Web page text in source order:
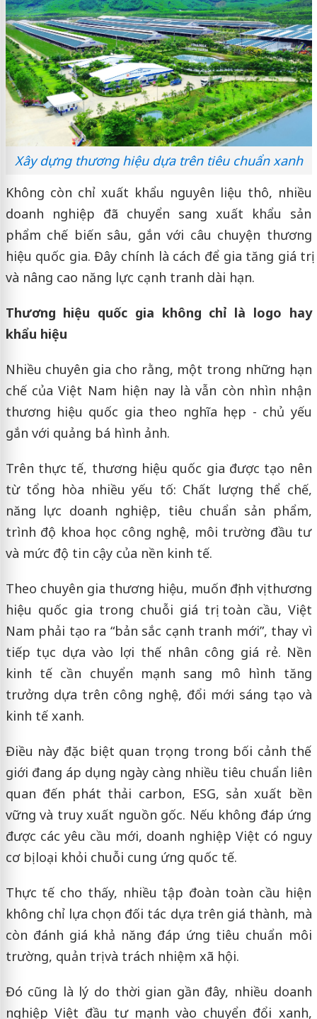
Xây dựng thương hiệu dựa trên tiêu chuẩn xanh
Không còn chỉ xuất khẩu nguyên liệu thô, nhiều
doanh nghiệp đã chuyển sang xuất khẩu sản
phẩm chế biến sâu, gắn với câu chuyện thương
hiệu quốc gia. Đây chính là cách để gia tăng giá trị
và nâng cao năng lực cạnh tranh dài hạn.
Thương hiệu quốc gia không chỉ là logo hay
khẩu hiệu
Nhiều chuyên gia cho rằng, một trong những hạn
chế của Việt Nam hiện nay là vẫn còn nhìn nhận
thương hiệu quốc gia theo nghĩa hẹp - chủ yếu
gắn với quảng bá hình ảnh.
Trên thực tế, thương hiệu quốc gia được tạo nên
từ tổng hòa nhiều yếu tố: Chất lượng thể chế,
năng lực doanh nghiệp, tiêu chuẩn sản phẩm,
trình độ khoa học công nghệ, môi trường đầu tư
và mức độ tin cậy của nền kinh tế.
Theo chuyên gia thương hiệu, muốn định vị thương
hiệu quốc gia trong chuỗi giá trị toàn cầu, Việt
Nam phải tạo ra “bản sắc cạnh tranh mới”, thay vì
tiếp tục dựa vào lợi thế nhân công giá rẻ. Nền
kinh tế cần chuyển mạnh sang mô hình tăng
trưởng dựa trên công nghệ, đổi mới sáng tạo và
kinh tế xanh.
Điều này đặc biệt quan trọng trong bối cảnh thế
giới đang áp dụng ngày càng nhiều tiêu chuẩn liên
quan đến phát thải carbon, ESG, sản xuất bền
vững và truy xuất nguồn gốc. Nếu không đáp ứng
được các yêu cầu mới, doanh nghiệp Việt có nguy
cơ bị loại khỏi chuỗi cung ứng quốc tế.
Thực tế cho thấy, nhiều tập đoàn toàn cầu hiện
không chỉ lựa chọn đối tác dựa trên giá thành, mà
còn đánh giá khả năng đáp ứng tiêu chuẩn môi
trường, quản trị và trách nhiệm xã hội.
Đó cũng là lý do thời gian gần đây, nhiều doanh
nghiệp Việt đầu tư mạnh vào chuyển đổi xanh,